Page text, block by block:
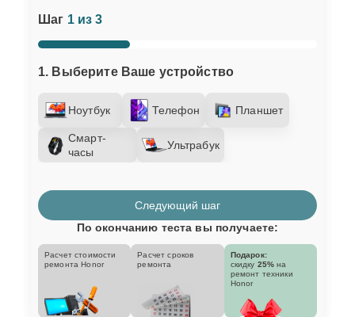
Шаг 1 из 3
1. Выберите Ваше устройство
Ноутбук Телефон Планшет
Смарт-
часы
Ультрабук
Следующий шаг
По окончанию теста вы получаете:
Расчет стоимости
ремонта Honor
Расчет сроков
ремонта
Подарок:
скидку 25% на
ремонт техники
Honor